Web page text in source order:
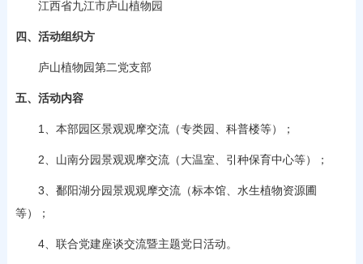
江西省九江市庐山植物园
四、活动组织方
庐山植物园第二党支部
五、活动内容
1、本部园区景观观摩交流（专类园、科普楼等）；
2、山南分园景观观摩交流（大温室、引种保育中心等）；
3、鄱阳湖分园景观观摩交流（标本馆、水生植物资源圃
等）；
4、联合党建座谈交流暨主题党日活动。